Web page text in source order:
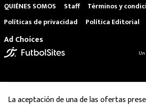
QUIÉNES SOMOS Staff
Términos y
Políticas de privacidad
Política Editorial
Ad Choices
La aceptación de una de las ofertas